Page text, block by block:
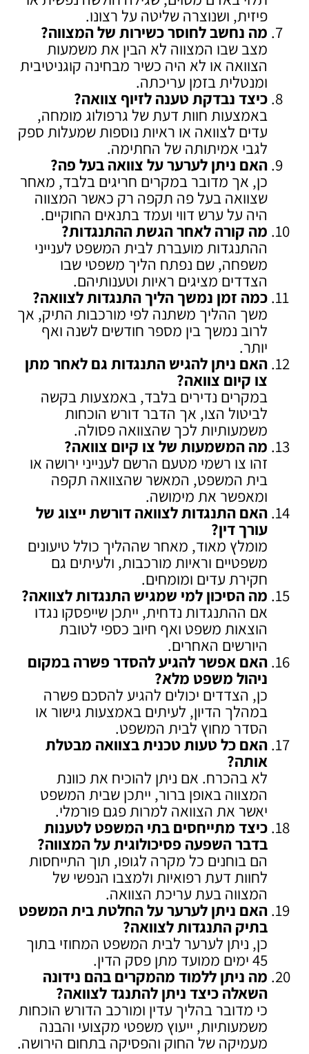
פיזית, ושנוצרה שליטה על רצונו.
מה נחשב לחוסר כשירות של המצווה?
מצב שבו המצווה לא הבין את משמעות
הצוואה או לא היה כשיר מבחינה קוגניטיבית
ומנטלית בזמן עריכתה.
כיצד נבדקת טענה לזיוף צוואה?
באמצעות חוות דעת של גרפולוג מומחה,
עדים לצוואה או ראיות נוספות שמעלות ספק
לגבי אמיתותה של החתימה.
האם ניתן לערער על צוואה בעל פה?
כן, אך מדובר במקרים חריגים בלבד, מאחר
שצוואה בעל פה תקפה רק כאשר המצווה
היה על ערש דווי ועמד בתנאים החוקיים.
מה קורה לאחר הגשת ההתנגדות?
ההתנגדות מועברת לבית המשפט לענייני
משפחה, שם נפתח הליך משפטי שבו
הצדדים מציגים ראיות וטענותיהם.
כמה זמן נמשך הליך התנגדות לצוואה?
משך ההליך משתנה לפי מורכבות התיק, אך
לרוב נמשך בין מספר חודשים לשנה ואף
יותר.
האם ניתן להגיש התנגדות גם לאחר מתן
צו קיום צוואה?
במקרים נדירים בלבד, באמצעות בקשה
לביטול הצו, אך הדבר דורש הוכחות
משמעותיות לכך שהצוואה פסולה.
מה המשמעות של צו קיום צוואה?
זהו צו רשמי מטעם הרשם לענייני ירושה או
בית המשפט, המאשר שהצוואה תקפה
ומאפשר את מימושה.
האם התנגדות לצוואה דורשת ייצוג של
עורך דין?
מומלץ מאוד, מאחר שההליך כולל טיעונים
משפטיים וראיות מורכבות, ולעיתים גם
חקירת עדים ומומחים.
מה הסיכון למי שמגיש התנגדות לצוואה?
אם ההתנגדות נדחית, ייתכן שייפסקו נגדו
הוצאות משפט ואף חיוב כספי לטובת
היורשים האחרים.
האם אפשר להגיע להסדר פשרה במקום
ניהול משפט מלא?
כן, הצדדים יכולים להגיע להסכם פשרה
במהלך הדיון, לעיתים באמצעות גישור או
הסדר מחוץ לבית המשפט.
האם כל טעות טכנית בצוואה מבטלת
אותה?
לא בהכרח. אם ניתן להוכיח את כוונת
המצווה באופן ברור, ייתכן שבית המשפט
יאשר את הצוואה למרות פגם פורמלי.
כיצד מתייחסים בתי המשפט לטענות
בדבר השפעה פסיכולוגית על המצווה?
הם בוחנים כל מקרה לגופו, תוך התייחסות
לחוות דעת רפואיות ולמצבו הנפשי של
המצווה בעת עריכת הצוואה.
האם ניתן לערער על החלטת בית המשפט
בתיק התנגדות לצוואה?
כן, ניתן לערער לבית המשפט המחוזי בתוך
45 ימים ממועד מתן פסק הדין.
מה ניתן ללמוד מהמקרים בהם נידונה
השאלה כיצד ניתן להתנגד לצוואה?
כי מדובר בהליך עדין ומורכב הדורש הוכחות
משמעותיות, ייעוץ משפטי מקצועי והבנה
מעמיקה של החוק והפסיקה בתחום הירושה.